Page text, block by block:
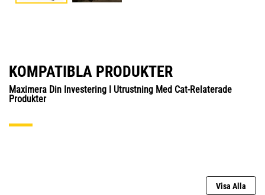
KOMPATIBLA PRODUKTER
Maximera Din Investering I Utrustning Med Cat-Relaterade
Produkter
Visa Alla